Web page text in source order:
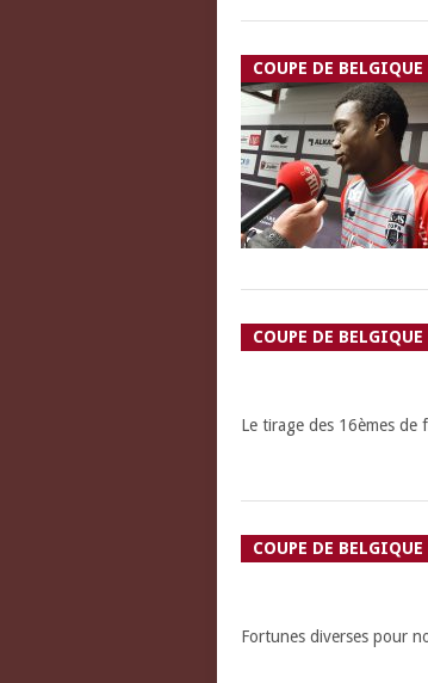
COUPE DE BELGIQUE
COUPE DE BELGIQUE
Le tirage des 16èmes
COUPE DE BELGIQUE
Fortunes diverses pour